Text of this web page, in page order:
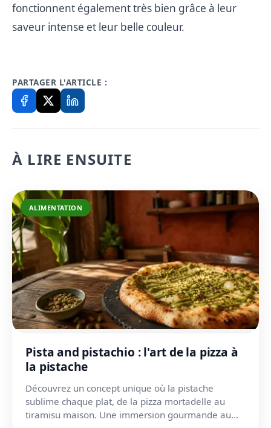
fonctionnent également très bien grâce à leur
saveur intense et leur belle couleur.
PARTAGER L'ARTICLE :
À LIRE ENSUITE
ALIMENTATION
Pista and pistachio : l'art de la pizza à
la pistache
Découvrez un concept unique où la pistache
sublime chaque plat, de la pizza mortadelle au
tiramisu maison. Une immersion gourmande au